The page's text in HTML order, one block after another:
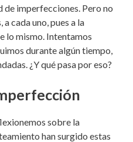
de imperfecciones. Pero no
cada uno, pues a la
lo mismo. Intentamos
durante algún tiempo,
¿Y qué pasa por eso?
sobre la
han surgido estas